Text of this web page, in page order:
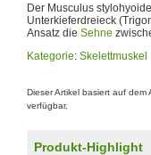
Der Musculus
Unterkieferdreieck
Ansatz die Sehne
Kategorie: Skelettmuskel
Dieser Artikel basiert auf dem
verfügbar.
Produkt-Highlight